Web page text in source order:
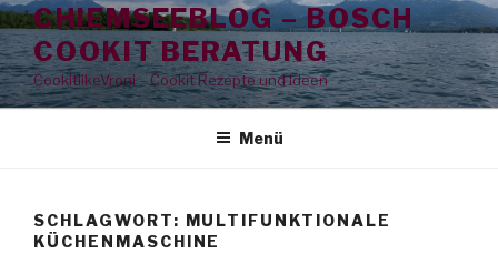
CHIEMSEEBLOG – BOSCH
COOKIT BERATUNG
CookitlikeVroni – Cookit Rezepte und Ideen
Menü
SCHLAGWORT: MULTIFUNKTIONALE
KÜCHENMASCHINE